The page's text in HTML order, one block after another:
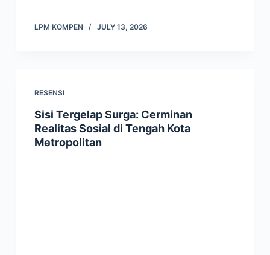
LPM KOMPEN JULY 13, 2026
RESENSI
Sisi Tergelap Surga: Cerminan
Realitas Sosial di Tengah Kota
Metropolitan